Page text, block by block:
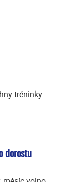
tréninky.
dorostu